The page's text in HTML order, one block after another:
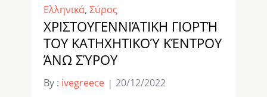
Ελληνικά, Σύρος
ΧΡΙΣΤΟΥΓΕΝΝΙΆΤΙΚΗ ΓΙΟΡΤΉ
ΤΟΥ ΚΑΤΗΧΗΤΙΚΟΎ ΚΈΝΤΡΟΥ
ΆΝΩ ΣΎΡΟΥ
By : ivegreece 20/12/2022